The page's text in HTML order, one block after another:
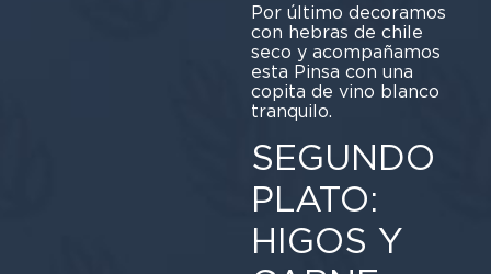
Por último decoramos
con hebras de chile
seco y acompañamos
esta Pinsa con una
copita de vino blanco
tranquilo.
SEGUNDO
PLATO:
HIGOS Y